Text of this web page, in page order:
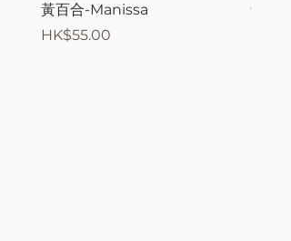
黃百合-Manissa
價格
HK$55.00
母親